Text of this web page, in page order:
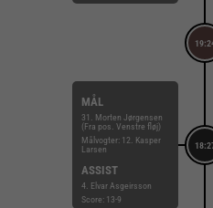
MÅL
31. Morten Jørgensen
(Fra pos. Venstre fløj)
Målvogter: 12. Kasper
Larsen
ASSIST
4. Elvar Asgeirsson
Score: 13-9